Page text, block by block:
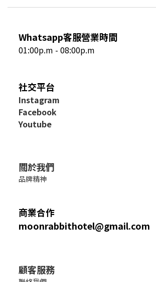
Whatsapp客服營業時間
01:00p.m - 08:00p.m
社交平台
Instagram
Facebook
Youtube
關於我們
品牌精神
商業合作
moonrabbithotel@gmail.com
顧客服務